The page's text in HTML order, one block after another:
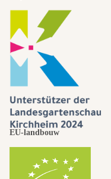
EU-landbouw